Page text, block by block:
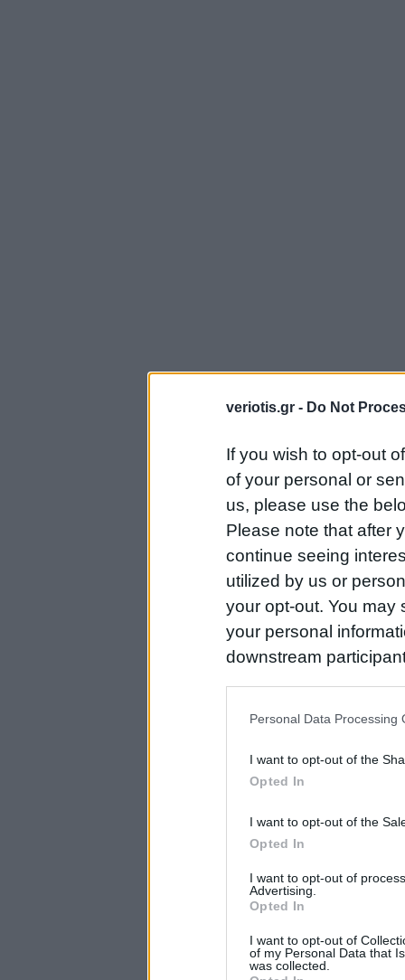
veriotis.gr - Do Not
If you wish to opt-out
of your personal or
us, please use the
Please note that after
continue seeing
utilized by us or
your opt-out. You may
your personal
downstream
us to third parties on
Personal Data Processing
I want to opt-out of the
Opted In
I want to opt-out of the
Opted In
I want to opt-out of
Advertising.
Opted In
I want to opt-out of
of my Personal Data that
was collected.